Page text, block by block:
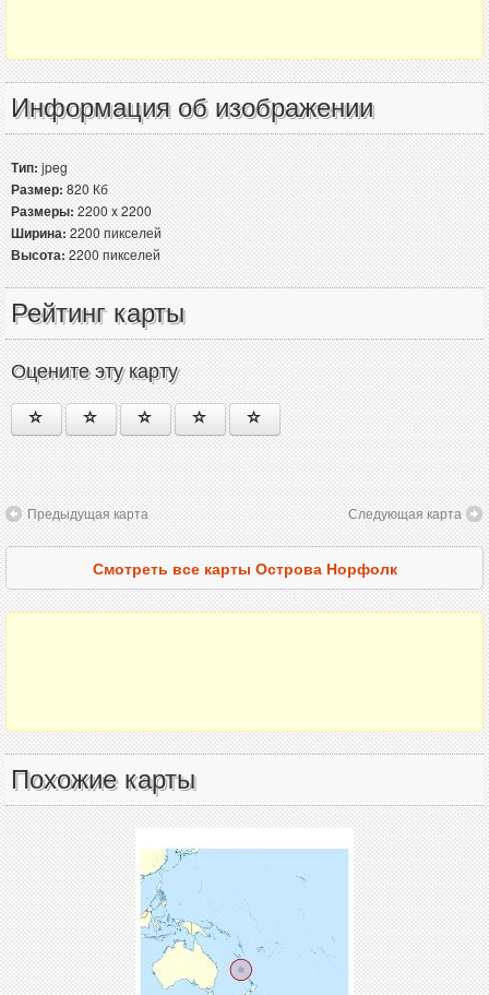
Информация об изображении
Тип:jpeg
Размер:820 Кб
Размеры:2200 x 2200
Ширина:2200 пикселей
Высота:2200 пикселей
Рейтинг карты
Оцените эту карту
Предыдущая карта Следующая карта
Смотреть все карты Острова Норфолк
Похожие карты